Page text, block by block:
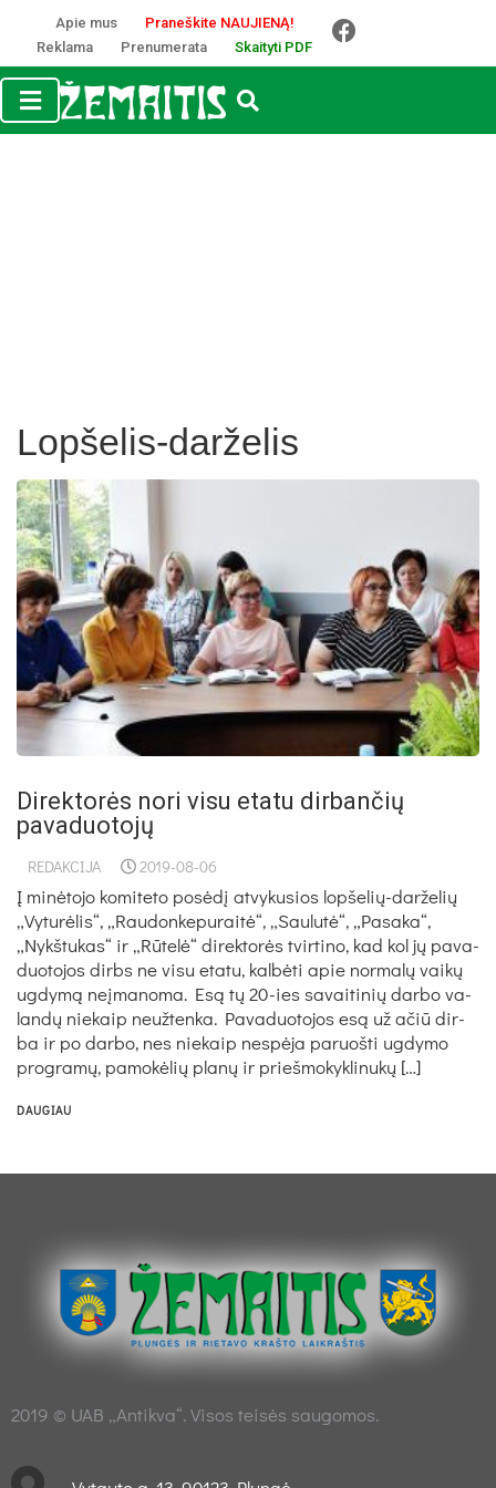
Apie mus
Praneškite NAUJIENĄ!
Reklama
Prenumerata Skaityti PDF
Lopšelis-darželis
Direktorės nori visu etatu dirbančių
pavaduotojų
REDAKCIJA 2019-08-06
Į mi­nė­to­jo ko­mi­te­to po­sė­dį at­vy­ku­sios lop­še­lių-dar­že­lių
„Vy­tu­rė­lis“, „Rau­don­ke­pu­rai­tė“, „Sau­lu­tė“, „Pa­sa­ka“,
„Nykš­tu­kas“ ir „Rū­te­lė“ di­rek­to­rės tvir­ti­no, kad kol jų pa­va­
duo­to­jos dirbs ne vi­su eta­tu, kal­bė­ti apie nor­ma­lų vai­kų
ug­dy­mą neį­ma­no­ma. Esą tų 20-ies sa­vai­ti­nių dar­bo va­
lan­dų nie­kaip neuž­ten­ka. Pa­va­duo­to­jos esą už ačiū dir­
ba ir po dar­bo, nes nie­kaip ne­spė­ja pa­ruoš­ti ug­dy­mo
pro­gra­mų, pa­mo­kė­lių pla­nų ir prieš­mo­kyk­li­nu­kų […]
DAUGIAU
2019 © UAB „Antikva“. Visos teisės saugomos.